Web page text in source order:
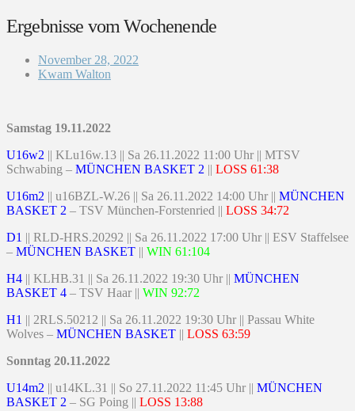
Ergebnisse vom Wochenende
November 28, 2022
Kwam Walton
Samstag 19.11.2022
U16w2 || KLu16w.13 || Sa 26.11.2022 11:00 Uhr || MTSV
Schwabing – MÜNCHEN BASKET 2 || LOSS 61:38
U16m2 || u16BZL-W.26 || Sa 26.11.2022 14:00 Uhr || MÜNCHEN
BASKET 2 – TSV München-Forstenried || LOSS 34:72
D1 || RLD-HRS.20292 || Sa 26.11.2022 17:00 Uhr || ESV Staffelsee
– MÜNCHEN BASKET || WIN 61:104
H4 || KLHB.31 || Sa 26.11.2022 19:30 Uhr || MÜNCHEN
BASKET 4 – TSV Haar || WIN 92:72
H1 || 2RLS.50212 || Sa 26.11.2022 19:30 Uhr || Passau White
Wolves – MÜNCHEN BASKET || LOSS 63:59
Sonntag 20.11.2022
U14m2 || u14KL.31 || So 27.11.2022 11:45 Uhr || MÜNCHEN
BASKET 2 – SG Poing || LOSS 13:88